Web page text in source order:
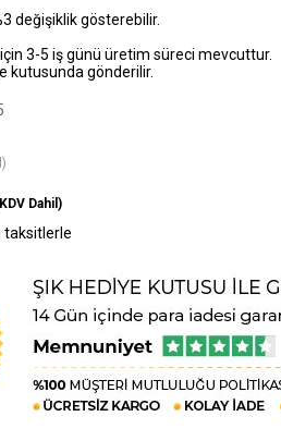
değişiklik gösterebilir.
3-5 iş günü üretim süreci mevcuttur.
kutusunda gönderilir.
Dahil)
taksitlerle